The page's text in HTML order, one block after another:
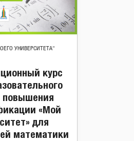
УНИВЕРСИТЕТА"
курс
повышения
«Мой
для
математики